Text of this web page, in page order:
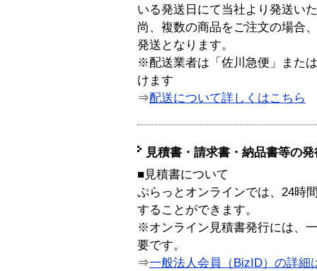
いる発送日にて当社より発送い
尚、複数の商品をご注文の場合
発送となります。
※配送業者は「佐川急便」また
けます
⇒配送について詳しくはこちら
見積書・請求書・納品書等の
■見積書について
ぷらっとオンラインでは、24時
することができます。
※オンライン見積書発行には、
要です。
⇒一般法人会員（BizID）の詳細